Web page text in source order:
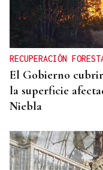
El incendio de un
ingresar a dos
RECUPERACIÓN
El Gobierno
la superficie
Niebla